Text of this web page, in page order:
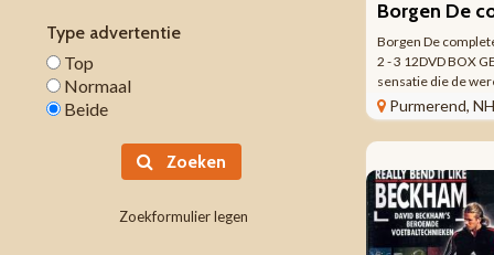
Type advertentie
Top
Normaal
Beide
Zoeken
Zoekformulier legen
Borgen De
2 - 3 12DVD BOX
sensatie die de
BORGEN legt een
bloot van politieke
intriges. Zowel
Purmerend, NH